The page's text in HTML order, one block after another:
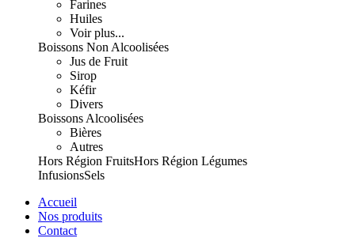
Farines
Huiles
Voir plus...
Boissons Non Alcoolisées
Jus de Fruit
Sirop
Kéfir
Divers
Boissons Alcoolisées
Bières
Autres
Hors Région FruitsHors Région Légumes
InfusionsSels
Accueil
Nos produits
Contact